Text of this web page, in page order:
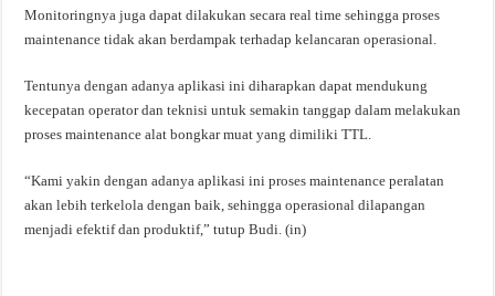
Monitoringnya juga dapat dilakukan secara real time sehingga proses
maintenance tidak akan berdampak terhadap kelancaran operasional.
Tentunya dengan adanya aplikasi ini diharapkan dapat mendukung
kecepatan operator dan teknisi untuk semakin tanggap dalam melakukan
proses maintenance alat bongkar muat yang dimiliki TTL.
“Kami yakin dengan adanya aplikasi ini proses maintenance peralatan
akan lebih terkelola dengan baik, sehingga operasional dilapangan
menjadi efektif dan produktif,” tutup Budi. (in)